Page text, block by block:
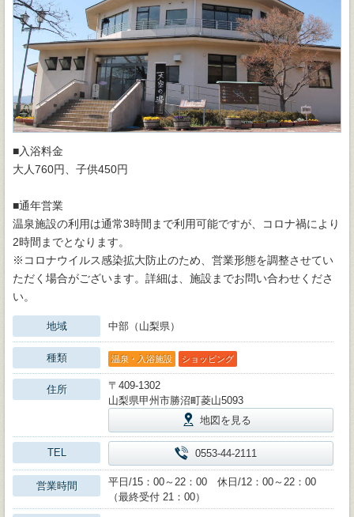
■入浴料金
大人760円、子供450円
■通年営業
温泉施設の利用は通常3時間まで利用可能ですが、コロナ禍により
2時間までとなります。
※コロナウイルス感染拡大防止のため、営業形態を調整させてい
ただく場合がございます。詳細は、施設までお問い合わせくださ
い。
地域 中部（山梨県）
種類 温泉・入浴施設 ショッピング
住所
〒409-1302
山梨県甲州市勝沼町菱山5093
地図を見る
TEL 0553-44-2111
営業時間
平日/15：00～22：00 休日/12：00～22：00
（最終受付 21：00）